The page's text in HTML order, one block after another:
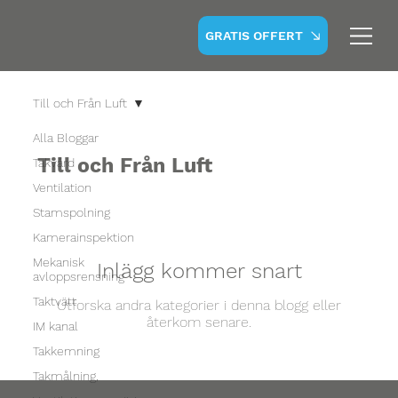
GRATIS OFFERT
Alla Bloggar
Takvård
Ventilation
Stamspolning
Kamerainspektion
Mekanisk
avloppsrensning
Taktvätt
IM kanal
Takkemning
Takmålning,
Till och Från Luft
Till och Från Luft
Inlägg kommer snart
Utforska andra kategorier i denna blogg eller
återkom senare.